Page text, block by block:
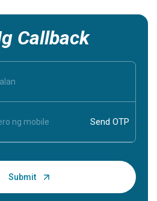
Callback